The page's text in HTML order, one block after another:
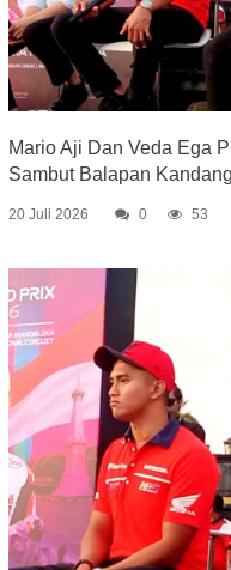
Mario Aji Dan Veda Ega
Sambut Balapan
20 Juli 2026 0 53